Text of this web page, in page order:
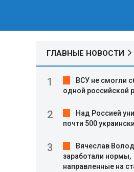
ГЛАВНЫЕ НОВОСТИ
ВСУ не смогли
одной российской
Над Россией
почти 500
Вячеслав
заработали нормы,
направленные на